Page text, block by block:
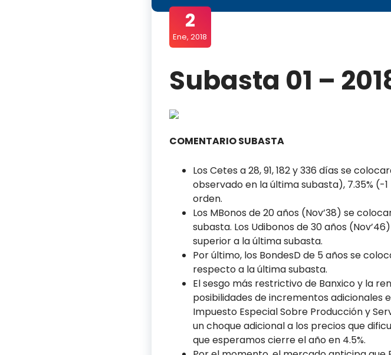
2
Ene, 2018
Subasta 01 –
COMENTARIO SUBASTA
Los Cetes a 28, 91, 182 y 336 días se
observado en la última subasta), 7.35% (-
orden.
Los MBonos de 20 años (Nov’38) se
subasta. Los Udibonos de 30 años
superior a la última subasta.
Por último, los BondesD de 5 años se
respecto a la última subasta.
El sesgo más restrictivo de Banxico y la
posibilidades de incrementos adicionales
Impuesto Especial Sobre Producción y
un choque adicional a los precios que
que esperamos cierre el año en 4.5%.